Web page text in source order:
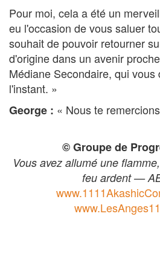
Pour moi, cela a été un
eu l'occasion de vous saluer
souhait de pouvoir retourner
d'origine dans un avenir
Médiane Secondaire, qui
l'instant. »
George : « Nous te
© Groupe de
Vous avez allumé une
feu ardent —